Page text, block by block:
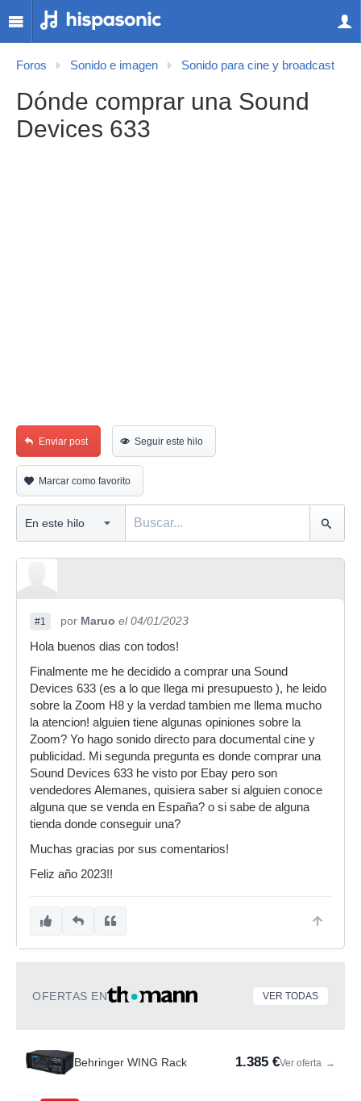
Foros Sonido e imagen Sonido para cine y broadcast
Dónde comprar una Sound
Devices 633
Enviar post Seguir este hilo
Marcar como favorito
#1 por Maruo el 04/01/2023
Hola buenos dias con todos!
Finalmente me he decidido a comprar una Sound
Devices 633 (es a lo que llega mi presupuesto ), he leido
sobre la Zoom H8 y la verdad tambien me llema mucho
la atencion! alguien tiene algunas opiniones sobre la
Zoom? Yo hago sonido directo para documental cine y
publicidad. Mi segunda pregunta es donde comprar una
Sound Devices 633 he visto por Ebay pero son
vendedores Alemanes, quisiera saber si alguien conoce
alguna que se venda en España? o si sabe de alguna
tienda donde conseguir una?
Muchas gracias por sus comentarios!
Feliz año 2023!!
OFERTAS EN VER TODAS
Behringer WING Rack 1.385 €Ver oferta →